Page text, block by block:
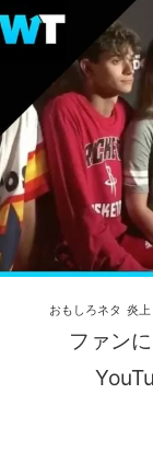
ファン
おもしろネタ 炎上